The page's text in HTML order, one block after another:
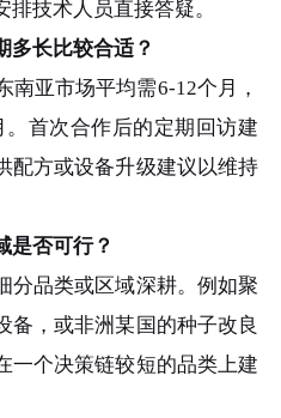
技术人员直接答疑。
多长比较合适？
亚市场平均需6-12个月，
首次合作后的定期回访建
配方或设备升级建议以维持
是否可行？
品类或区域深耕。例如聚
备，或非洲某国的种子改良
一个决策链较短的品类上建